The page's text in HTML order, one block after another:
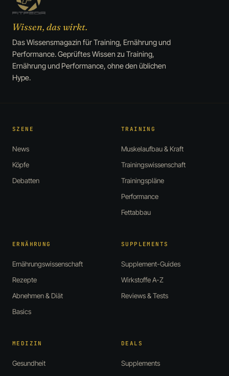
Wissen, das wirkt.
Das Wissensmagazin für Training, Ernährung und
Performance. Geprüftes Wissen zu Training,
Ernährung und Performance, ohne den üblichen
Hype.
SZENE
News
Köpfe
Debatten
TRAINING
Muskelaufbau & Kraft
Trainingswissenschaft
Trainingspläne
Performance
Fettabbau
ERNÄHRUNG
Ernährungswissenschaft
Rezepte
Abnehmen & Diät
Basics
SUPPLEMENTS
Supplement-Guides
Wirkstoffe A-Z
Reviews & Tests
MEDIZIN
Gesundheit
DEALS
Supplements